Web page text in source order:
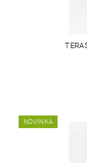
NOVINKA